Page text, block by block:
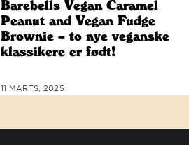
Barebells Vegan Caramel
Peanut and Vegan Fudge
Brownie – to nye veganske
klassikere er født!
11 MARTS, 2025